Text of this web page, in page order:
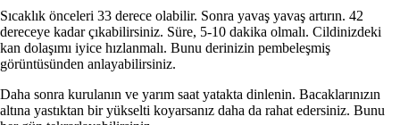
Sıcaklık önceleri 33 derece olabilir. Sonra yavaş yavaş artırın. 42
dereceye kadar çıkabilirsiniz. Süre, 5-10 dakika olmalı. Cildinizdeki
kan dolaşımı iyice hızlanmalı. Bunu derinizin pembeleşmiş
görüntüsünden anlayabilirsiniz.
Daha sonra kurulanın ve yarım saat yatakta dinlenin. Bacaklarınızın
altına yastıktan bir yükselti koyarsanız daha da rahat edersiniz. Bunu